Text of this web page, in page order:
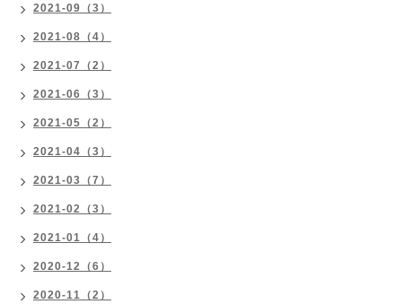
2021-09（3）
2021-08（4）
2021-07（2）
2021-06（3）
2021-05（2）
2021-04（3）
2021-03（7）
2021-02（3）
2021-01（4）
2020-12（6）
2020-11（2）